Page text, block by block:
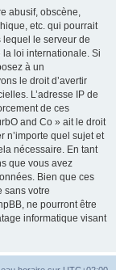
abusif, obscène,
etc. qui pourrait
le serveur de
la loi internationale. Si
à un
le droit d’avertir
L’adresse IP de
de ces
and Co » ait le droit
n’importe quel sujet et
nécessaire. En tant
que vous avez
Bien que ces
sans votre
ne pourront être
informatique visant